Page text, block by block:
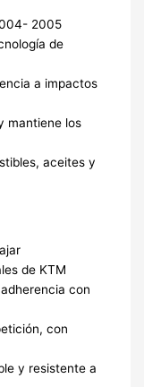
2005
de
a impactos
mantiene los
aceites y
de KTM
con
con
y resistente a